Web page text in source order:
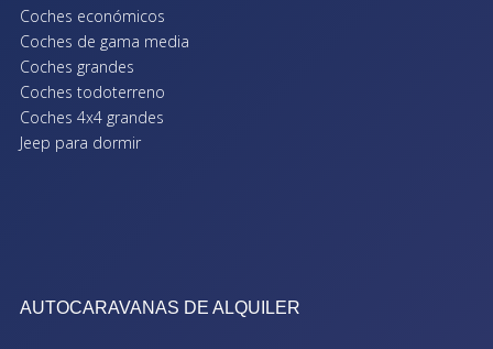
Coches económicos
Coches de gama media
Coches grandes
Coches todoterreno
Coches 4x4 grandes
Jeep para dormir
AUTOCARAVANAS DE ALQUILER